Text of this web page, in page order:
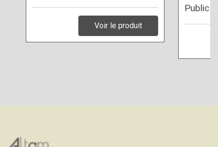
Voir le produit
Public